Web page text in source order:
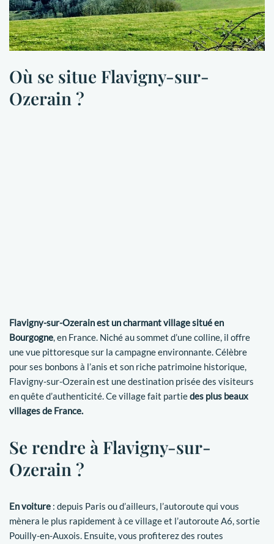
Où se situe Flavigny-sur-
Ozerain ?
Flavigny-sur-Ozerain est un charmant village situé en
Bourgogne, en France. Niché au sommet d’une colline, il offre
une vue pittoresque sur la campagne environnante. Célèbre
pour ses bonbons à l’anis et son riche patrimoine historique,
Flavigny-sur-Ozerain est une destination prisée des visiteurs
en quête d’authenticité. Ce village fait partiedes plus beaux
villages de France.
Se rendre à Flavigny-sur-
Ozerain ?
En voiture : depuis Paris ou d’ailleurs, l’autoroute qui vous
mènera le plus rapidement à ce village et l’autoroute A6, sortie
Pouilly-en-Auxois. Ensuite, vous profiterez des routes